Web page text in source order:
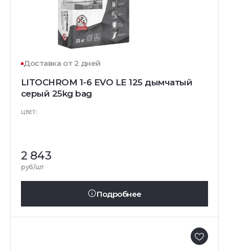
Доставка от 2 дней
LITOCHROM 1-6 EVO LE 125 дымчатый
серый 25kg bag
ЦВЕТ:
2 843
руб/шт
Подробнее